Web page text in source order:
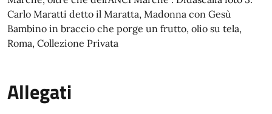
Carlo Maratti detto il Maratta, Madonna con Gesù
Bambino in braccio che porge un frutto, olio su tela,
Roma, Collezione Privata
Allegati